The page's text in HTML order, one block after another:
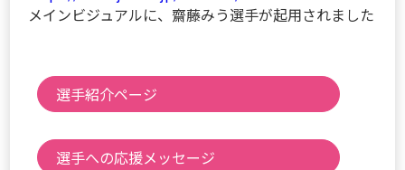
メインビジュアルに、齋藤みう選手が起用されました
選手紹介ページ
選手への応援メッセージ